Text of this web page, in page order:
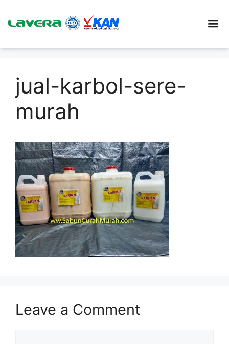
jual-karbol-sere-
murah
Leave a Comment